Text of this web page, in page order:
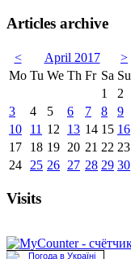
Articles archive
< April 2017
>
Mo Tu We Th Fr Sa Su
1
2
3
4 5 6 7 8
9
10
11 12 13 14 15 16
17
18 19 20 21 22 23
24
25 26 27 28 29 30
Visits